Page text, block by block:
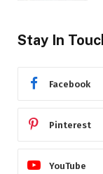
Stay In
Facebook
Pinterest
YouTube